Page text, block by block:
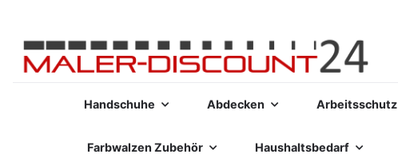
Handschuhe Abdecken Arbeitsschutz
Farbwalzen Zubehör Haushaltsbedarf